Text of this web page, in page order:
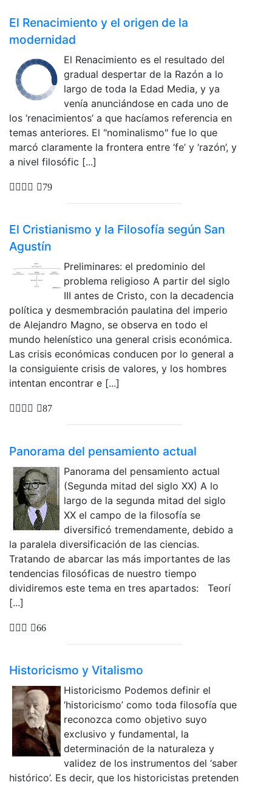
El Renacimiento y el origen de la
modernidad
El Renacimiento es el resultado del
gradual despertar de la Razón a lo
largo de toda la Edad Media, y ya
venía anunciándose en cada uno de
los ‘renacimientos’ a que hacíamos referencia en
temas anteriores. El "nominalismo" fue lo que
marcó claramente la frontera entre ‘fe’ y ‘razón’, y
a nivel filosófic [...]
79
El Cristianismo y la Filosofía según San
Agustín
Preliminares: el predominio del
problema religioso A partir del siglo
III antes de Cristo, con la decadencia
política y desmembración paulatina del imperio
de Alejandro Magno, se observa en todo el
mundo helenístico una general crisis económica.
Las crisis económicas conducen por lo general a
la consiguiente crisis de valores, y los hombres
intentan encontrar e [...]
87
Panorama del pensamiento actual
Panorama del pensamiento actual
(Segunda mitad del siglo XX) A lo
largo de la segunda mitad del siglo
XX el campo de la filosofía se
diversificó tremendamente, debido a
la paralela diversificación de las ciencias.
Tratando de abarcar las más importantes de las
tendencias filosóficas de nuestro tiempo
dividiremos este tema en tres apartados: Teorí
[...]
66
Historicismo y Vitalismo
Historicismo Podemos definir el
‘historicismo’ como toda filosofía que
reconozca como objetivo suyo
exclusivo y fundamental, la
determinación de la naturaleza y
validez de los instrumentos del ‘saber
histórico’. Es decir, que los historicistas pretenden